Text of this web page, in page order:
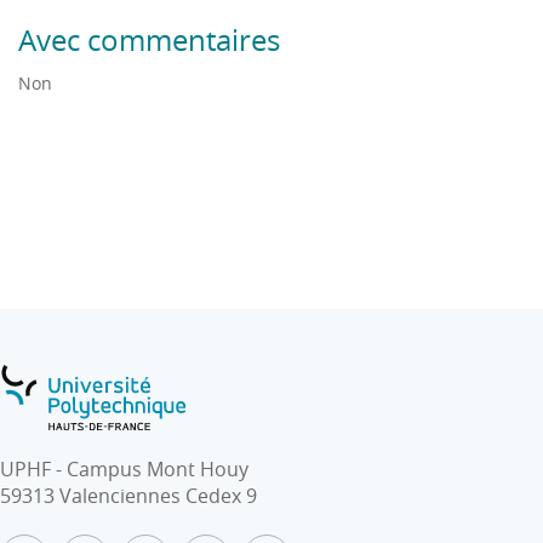
Avec commentaires
Non
UPHF - Campus Mont Houy
59313 Valenciennes Cedex 9